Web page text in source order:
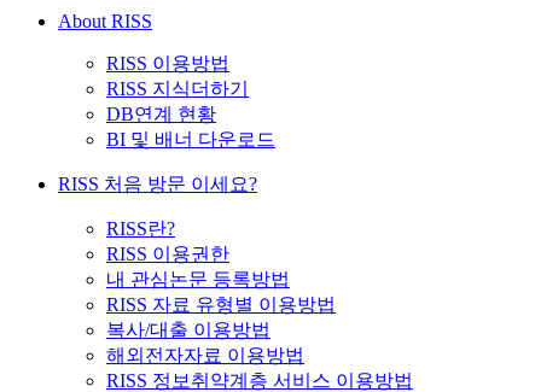
About RISS
RISS 이용방법
RISS 지식더하기
DB연계 현황
BI 및 배너 다운로드
RISS 처음 방문 이세요?
RISS란?
RISS 이용권한
내 관심논문 등록방법
RISS 자료 유형별 이용방법
복사/대출 이용방법
해외전자자료 이용방법
RISS 정보취약계층 서비스 이용방법